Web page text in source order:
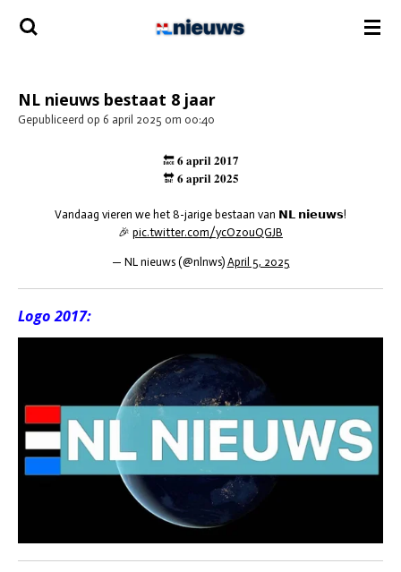
Ga
direct
NL nieuws bestaat 8 jaar
Gepubliceerd op 6 april 2025 om 00:40
🔙 𝟔 𝐚𝐩𝐫𝐢𝐥 𝟐𝟎𝟏𝟕
🔛 𝟔 𝐚𝐩𝐫𝐢𝐥 𝟐𝟎𝟐𝟓
Vandaag vieren we het 8-jarige bestaan van 𝗡𝗟 𝗻𝗶𝗲𝘂𝘄𝘀!
🎉 pic.twitter.com/ycOz0uQGJB
— NL nieuws (@nlnws) April 5, 2025
Logo 2017: